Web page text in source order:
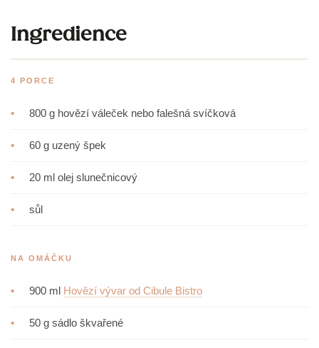
Ingredience
4 PORCE
• 800 g hovězí váleček nebo falešná svíčková
• 60 g uzený špek
• 20 ml olej slunečnicový
• sůl
NA OMÁČKU
• 900 ml Hovězí vývar od Cibule Bistro
• 50 g sádlo škvařené